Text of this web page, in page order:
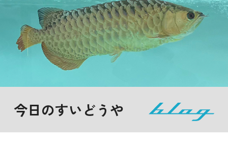
今日のすいどうや